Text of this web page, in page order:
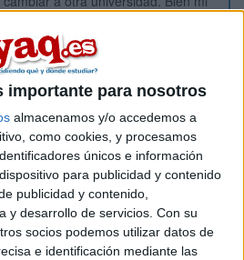
importante para nosotros
almacenamos y/o accedemos a
como cookies, y procesamos
únicos e información
para publicidad y contenido
publicidad y contenido,
y desarrollo de servicios. Con su
socios podemos utilizar datos de
e identificación mediante las
hacer las prácticas de
perder un año entero para poder
la nueva universidad? Gracias de
un mundo Enfermería